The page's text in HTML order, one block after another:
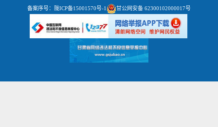
备案序号：
陇ICP备15001570号-1 甘公网安备 62300102000017号